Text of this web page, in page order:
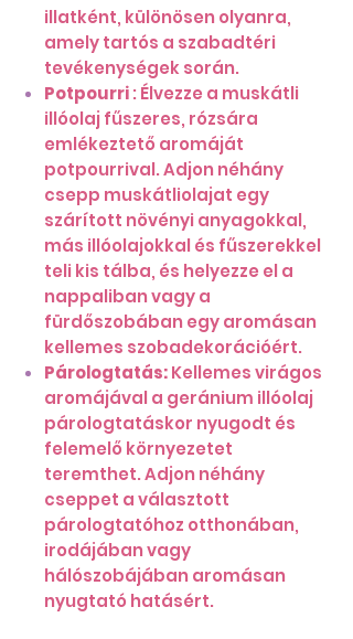
illatként, különösen olyanra,
amely tartós a szabadtéri
tevékenységek során.
Potpourri: Élvezze a muskátli
illóolaj fűszeres, rózsára
emlékeztető aromáját
potpourrival. Adjon néhány
csepp muskátliolajat egy
szárított növényi anyagokkal,
más illóolajokkal és fűszerekkel
teli kis tálba, és helyezze el a
nappaliban vagy a
fürdőszobában egy aromásan
kellemes szobadekorációért.
Párologtatás:Kellemes virágos
aromájával a geránium illóolaj
párologtatáskor nyugodt és
felemelő környezetet
teremthet. Adjon néhány
cseppet a választott
párologtatóhoz otthonában,
irodájában vagy
hálószobájában aromásan
nyugtató hatásért.